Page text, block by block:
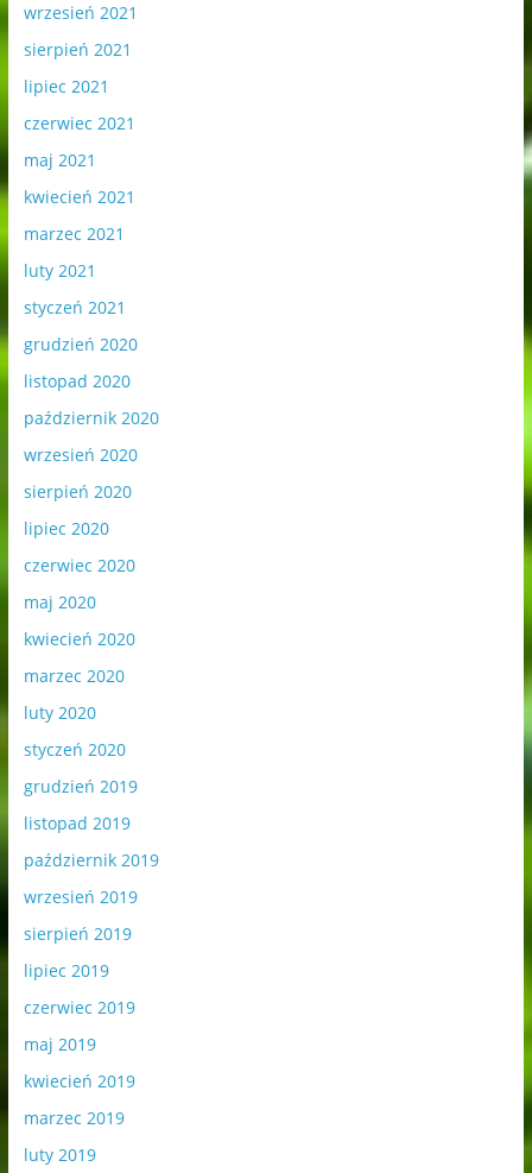
wrzesień 2021
sierpień 2021
lipiec 2021
czerwiec 2021
maj 2021
kwiecień 2021
marzec 2021
luty 2021
styczeń 2021
grudzień 2020
listopad 2020
październik 2020
wrzesień 2020
sierpień 2020
lipiec 2020
czerwiec 2020
maj 2020
kwiecień 2020
marzec 2020
luty 2020
styczeń 2020
grudzień 2019
listopad 2019
październik 2019
wrzesień 2019
sierpień 2019
lipiec 2019
czerwiec 2019
maj 2019
kwiecień 2019
marzec 2019
luty 2019